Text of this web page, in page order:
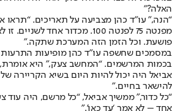
האלה?”
“הנה,” עו”ד כהן מצביעה על תאריכים. “תראו
מפנטה 75 לפנטה 100. מכדור אחד
פושעת. וכל הזמן הזה המערכת שתקה.”
במסמכים שחשפה עו”ד כהן מופיעות
בכמות המרשמים. “המחשב צעק,” היא
אביאל היה יכול להיות היום בשיא הקריירה
להישאר בחיים.”
“כל כדור,” ממשיך אביאל, “כל מרשם, היה עוד
אחד – לא אמר ‘עד כאן’.”